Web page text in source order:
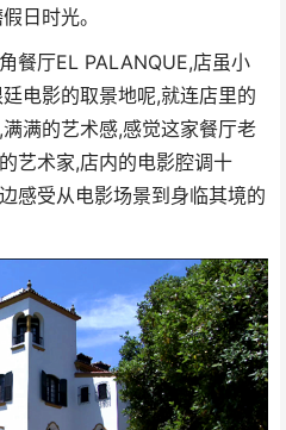
日时光。
餐厅EL PALANQUE,店虽小
电影的取景地呢,就连店里的
满的艺术感,感觉这家餐厅老
艺术家,店内的电影腔调十
感受从电影场景到身临其境的